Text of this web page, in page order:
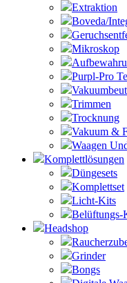
Extraktion
Boveda/
Mikroskop
Purpl-Pro
Trimmen
Trocknung
Vakuum &
Waagen
Komplettlösungen
Düngesets
Komplettset
Licht-Kits
Belüftungs-
Headshop
Grinder
Bongs